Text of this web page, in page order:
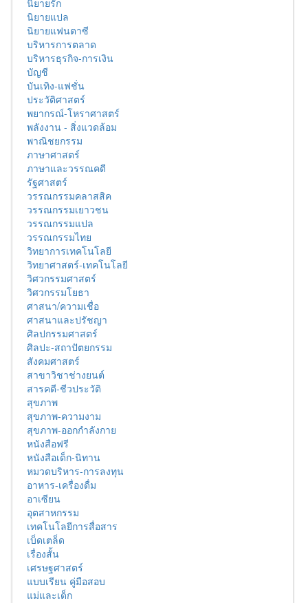
นิยายรัก
นิยายแปล
นิยายแฟนตาซี
บริหารการตลาด
บริหารธุรกิจ-การเงิน
บัญชี
บันเทิง-แฟชั่น
ประวัติศาสตร์
พยากรณ์-โหราศาสตร์
พลังงาน - สิ่งแวดล้อม
พาณิชยกรรม
ภาษาศาสตร์
ภาษาและวรรณคดี
รัฐศาสตร์
วรรณกรรมคลาสสิค
วรรณกรรมเยาวชน
วรรณกรรมแปล
วรรณกรรมไทย
วิทยาการเทคโนโลยี
วิทยาศาสตร์-เทคโนโลยี
วิศวกรรมศาสตร์
วิศวกรรมโยธา
ศาสนา/ความเชื่อ
ศาสนาและปรัชญา
ศิลปกรรมศาสตร์
ศิลปะ-สถาปัตยกรรม
สังคมศาสตร์
สาขาวิชาช่างยนต์
สารคดี-ชีวประวัติ
สุขภาพ
สุขภาพ-ความงาม
สุขภาพ-ออกกำลังกาย
หนังสือฟรี
หนังสือเด็ก-นิทาน
หมวดบริหาร-การลงทุน
อาหาร-เครื่องดื่ม
อาเซียน
อุตสาหกรรม
เทคโนโลยีการสื่อสาร
เบ็ดเตล็ด
เรื่องสั้น
เศรษฐศาสตร์
แบบเรียน คู่มือสอบ
แม่และเด็ก